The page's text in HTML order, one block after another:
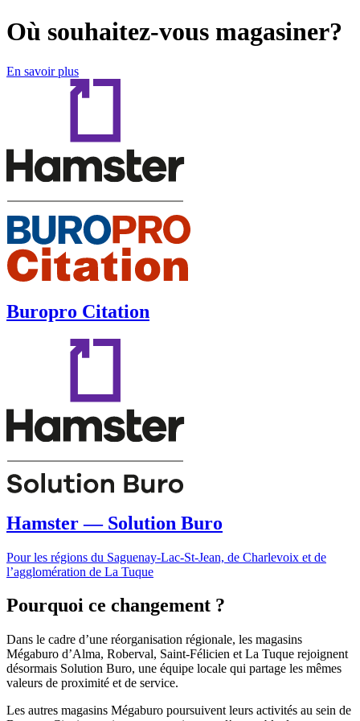
Où souhaitez-vous magasiner?
En savoir plus
Buropro Citation
Hamster — Solution Buro
Pour les régions du Saguenay-Lac-St-Jean, de Charlevoix et de
l’agglomération de La Tuque
Pourquoi ce changement ?
Dans le cadre d’une réorganisation régionale, les magasins
Mégaburo d’Alma, Roberval, Saint-Félicien et La Tuque rejoignent
désormais Solution Buro, une équipe locale qui partage les mêmes
valeurs de proximité et de service.
Les autres magasins Mégaburo poursuivent leurs activités au sein de